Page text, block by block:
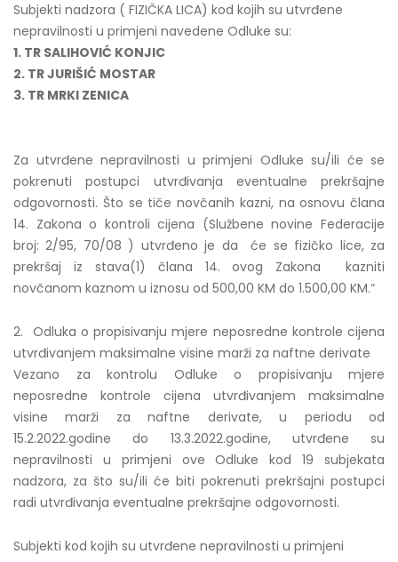
Subjekti nadzora ( FIZIČKA LICA) kod kojih su utvrđene
nepravilnosti u primjeni navedene Odluke su:
1. TR SALIHOVIĆ KONJIC
2. TR JURIŠIĆ MOSTAR
3. TR MRKI ZENICA
Za utvrđene nepravilnosti u primjeni Odluke su/ili će se
pokrenuti postupci utvrđivanja eventualne prekršajne
odgovornosti. Što se tiče novčanih kazni, na osnovu člana
14. Zakona o kontroli cijena (Službene novine Federacije
broj: 2/95, 70/08 ) utvrđeno je da će se fizičko lice, za
prekršaj iz stava(1) člana 14. ovog Zakona kazniti
novčanom kaznom u iznosu od 500,00 KM do 1.500,00 KM.“
2. Odluka o propisivanju mjere neposredne kontrole cijena
utvrđivanjem maksimalne visine marži za naftne derivate
Vezano za kontrolu Odluke o propisivanju mjere
neposredne kontrole cijena utvrđivanjem maksimalne
visine marži za naftne derivate, u periodu od
15.2.2022.godine do 13.3.2022.godine, utvrđene su
nepravilnosti u primjeni ove Odluke kod 19 subjekata
nadzora, za što su/ili će biti pokrenuti prekršajni postupci
radi utvrđivanja eventualne prekršajne odgovornosti.
Subjekti kod kojih su utvrđene nepravilnosti u primjeni